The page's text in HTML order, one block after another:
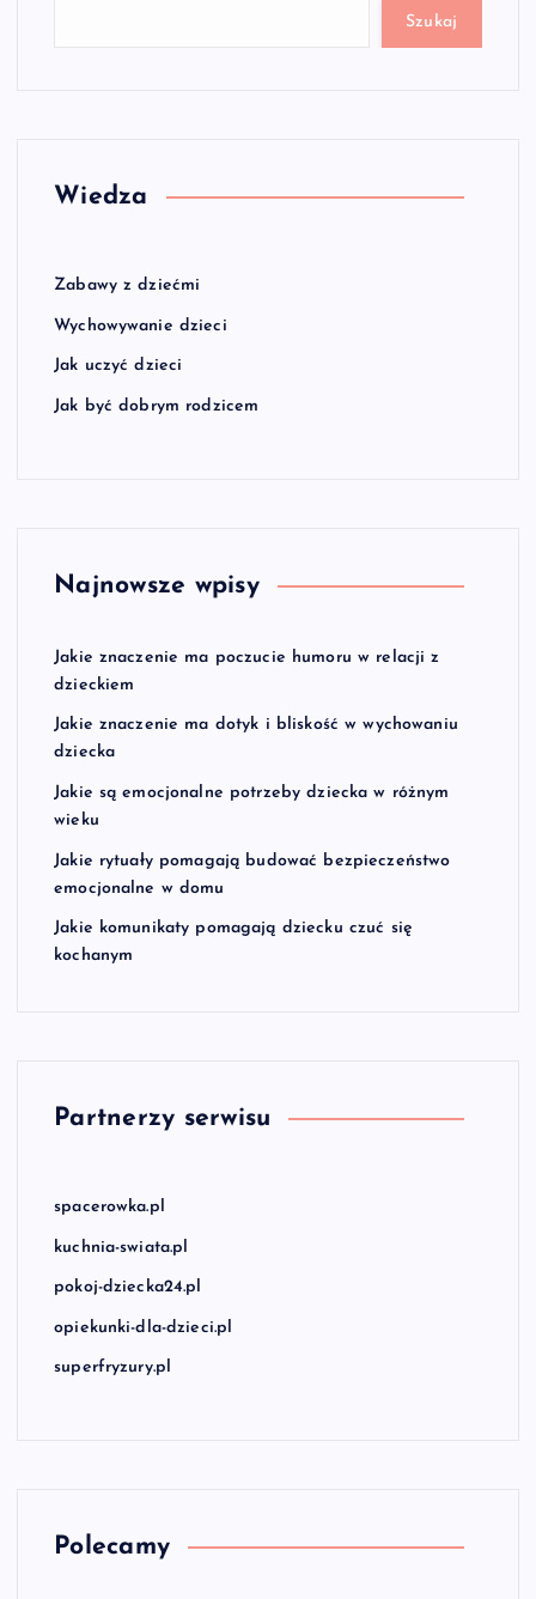
Szukaj
Wiedza
Zabawy z dziećmi
Wychowywanie dzieci
Jak uczyć dzieci
Jak być dobrym rodzicem
Najnowsze wpisy
Jakie znaczenie ma poczucie humoru w relacji z
dzieckiem
Jakie znaczenie ma dotyk i bliskość w wychowaniu
dziecka
Jakie są emocjonalne potrzeby dziecka w różnym
wieku
Jakie rytuały pomagają budować bezpieczeństwo
emocjonalne w domu
Jakie komunikaty pomagają dziecku czuć się
kochanym
Partnerzy serwisu
spacerowka.pl
kuchnia-swiata.pl
pokoj-dziecka24.pl
opiekunki-dla-dzieci.pl
superfryzury.pl
Polecamy